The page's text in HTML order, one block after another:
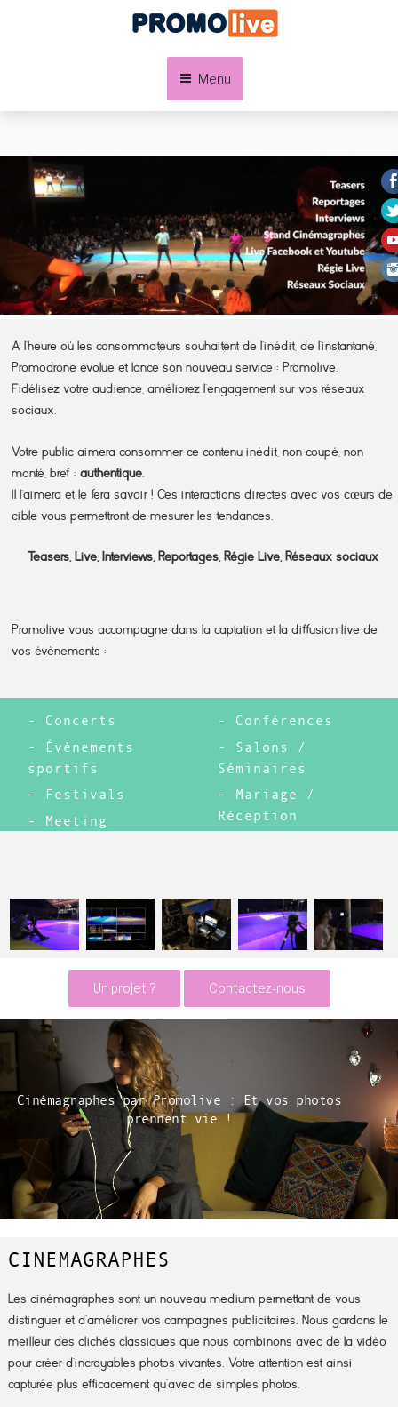
Menu
A l’heure où les consommateurs souhaitent de l’inédit, de l’instantané,
Promodrone évolue et lance son nouveau service : Promolive.
Fidélisez votre audience, améliorez l’engagement sur vos réseaux
sociaux.
Votre public aimera consommer ce contenu inédit, non coupé, non
monté, bref :authentique
Il l’aimera et le fera savoir ! Ces interactions directes avec vos cœurs de
cible vous permettront de mesurer les tendances.
Teasers, Live, Interviews, Reportages, Régie Live, Réseaux sociaux
Promolive vous accompagne dans la captation et la diffusion live de
vos évènements :
Concerts
Évènements
sportifs
Festivals
Meeting
Conférences
Salons /
Séminaires
Mariage /
Réception
Un projet ? Contactez-nous
Cinémagraphes par Promolive : Et vos photos
prennent vie !
CINEMAGRAPHES
Les cinémagraphes sont un nouveau medium permettant de vous
distinguer et d’améliorer vos campagnes publicitaires. Nous gardons le
meilleur des clichés classiques que nous combinons avec de la vidéo
pour créer d’incroyables photos vivantes. Votre attention est ainsi
capturée plus efficacement qu’avec de simples photos.